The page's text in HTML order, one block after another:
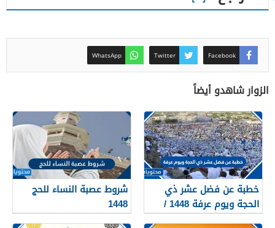
Facebook
Twitter
WhatsApp
الزوار شاهدو أيضاً
خطبة عن فضل عشر ذي
الحجة ويوم عرفة 1448 /
2026
شروط عصبة النساء للحج
1448